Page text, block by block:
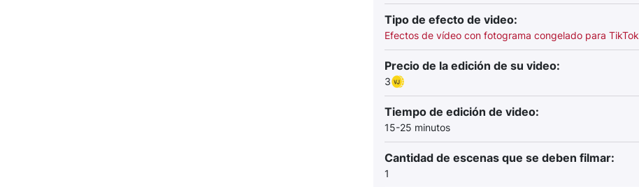
Tipo de efecto de video:
Efectos de vídeo con fotograma congelado para TikTok
Precio de la edición de su video:
3
Tiempo de edición de video:
15-25 minutos
Cantidad de escenas que se deben filmar:
1